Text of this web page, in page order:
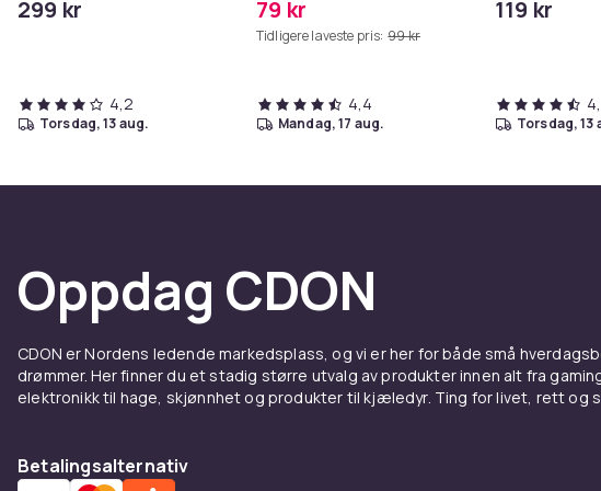
299 kr
4,2
torsdag, 13 aug.
Grå
79 kr
Tidligere laveste pris: 99 kr
4,4
mandag, 17 aug.
iPhone/iPad
119 kr
torsdag, 13
Oppdag CDON
CDON er Nordens ledende markedsplass, og vi er her for både små
drømmer. Her finner du et stadig større utvalg av produkter innen alt fra
elektronikk til hage, skjønnhet og produkter til kjæledyr. Ting for livet, rett og
Betalingsalternativ